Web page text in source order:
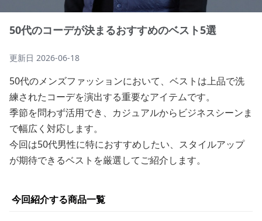
50代のコーデが決まるおすすめのベスト5選
更新日 2026-06-18
50代のメンズファッションにおいて、ベストは上品で洗
練されたコーデを演出する重要なアイテムです。
季節を問わず活用でき、カジュアルからビジネスシーンま
で幅広く対応します。
今回は50代男性に特におすすめしたい、スタイルアップ
が期待できるベストを厳選してご紹介します。
今回紹介する商品一覧